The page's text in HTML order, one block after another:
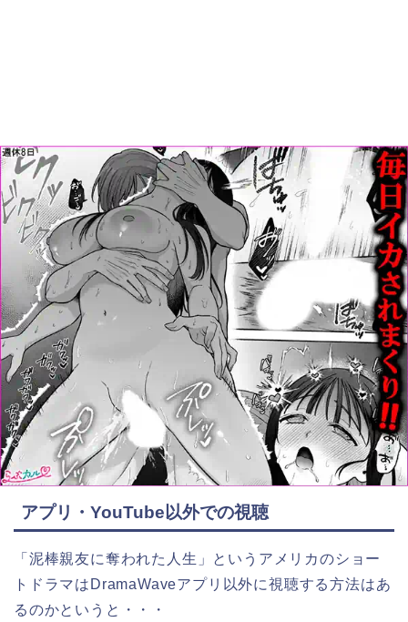
アプリ・YouTube以外での視聴
「泥棒親友に奪われた人生」というアメリカのショー
トドラマはDramaWaveアプリ以外に視聴する方法はあ
るのかというと・・・